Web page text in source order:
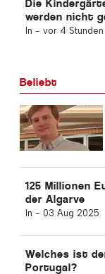
Die
werden nicht
In - vor 4 Stunden
Beliebt
125 Millionen
der Algarve
In - 03 Aug 2025
Welches ist
Portugal?